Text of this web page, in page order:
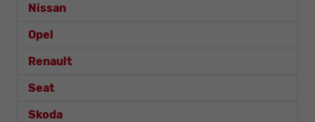
Nissan
Opel
Renault
Seat
Skoda